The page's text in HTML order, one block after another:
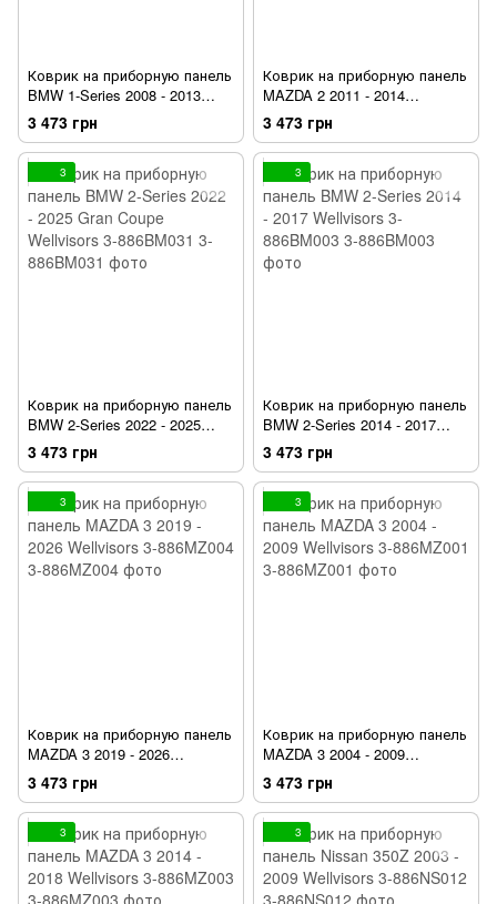
Коврик на приборную панель
BMW 1-Series 2008 - 2013
Wellvisors 3-886BM001
3 473 грн
Коврик на приборную панель
MAZDA 2 2011 - 2014
Wellvisors 3-886MZ019
3 473 грн
3
Коврик на приборную панель
BMW 2-Series 2022 - 2025
Gran Coupe Wellvisors 3-
886BM031
3 473 грн
3
Коврик на приборную панель
BMW 2-Series 2014 - 2017
Wellvisors 3-886BM003
3 473 грн
3
Коврик на приборную панель
MAZDA 3 2019 - 2026
Wellvisors 3-886MZ004
3 473 грн
3
Коврик на приборную панель
MAZDA 3 2004 - 2009
Wellvisors 3-886MZ001
3 473 грн
3 3